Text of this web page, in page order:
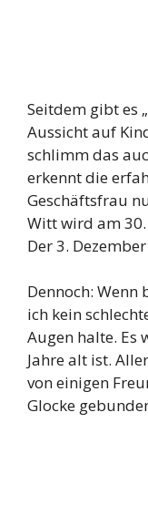
Seitdem gibt es
Aussicht auf
schlimm das
erkennt die
Geschäftsfrau
Witt wird am
Der 3.
Dennoch: Wenn
ich kein
Augen halte. Es
Jahre alt ist.
von einigen
Glocke